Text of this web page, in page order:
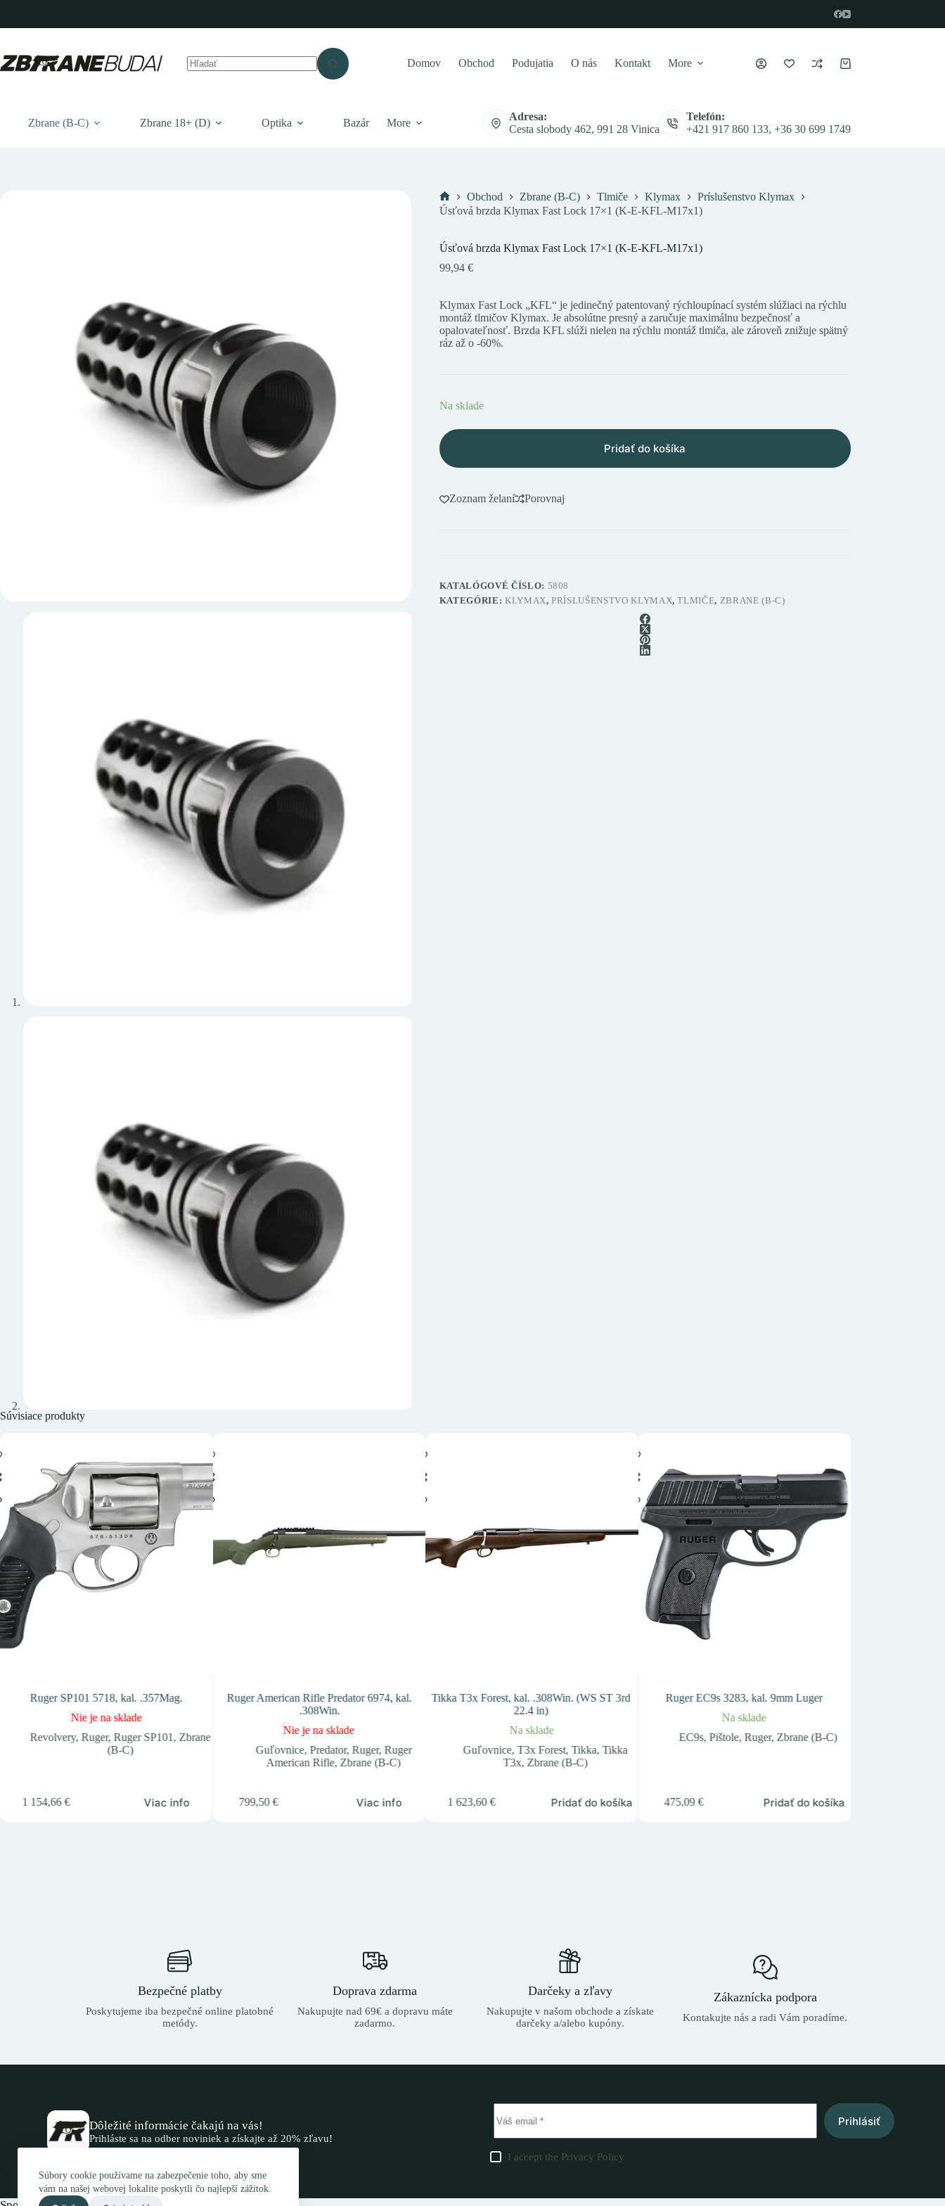
obsah
Súbory cookie používame na zabezpečenie toho, aby sme
vám na našej webovej lokalite poskytli čo najlepší zážitok.
Domov Obchod Podujatia O nás Kontakt More
Nákupný
Zbrane (B-C) Zbrane 18+ (D) Optika Bazár More
Adresa:
Cesta slobody 462, 991 28 Vinica
Telefón:
+421 917 860 133, +36 30 699 1749
Domov
Obchod Zbrane (B-C) Tlmiče Klymax
Príslušenstvo Klymax
Úsťová brzda Klymax Fast Lock 17×1 (K-E-KFL-M17x1)
Úsťová brzda Klymax Fast Lock 17×1 (K-E-KFL-M17x1)
99,94 €
Klymax Fast Lock „KFL“ je jedinečný patentovaný rýchloupínací systém slúžiaci na rýchlu
montáž tlmičov Klymax. Je absolútne presný a zaručuje maximálnu bezpečnosť a
opalovateľnosť. Brzda KFL slúži nielen na rýchlu montáž tlmiča, ale zároveň znižuje spätný
ráz až o -60%.
Na sklade
Pridať do košíka
Zoznam želaní Porovnaj
KATALÓGOVÉ ČÍSLO: 5808
KATEGÓRIE: KLYMAX,PRÍSLUŠENSTVO KLYMAX,TLMIČE, ZBRANE (B-C)
Súvisiace produkty
Ruger SP101 5718, kal. .357Mag.
Nie je na sklade
Revolvery, Ruger, Ruger SP101, Zbrane
(B-C)
1 154,66€ Viac info
Ruger American Rifle Predator 6974, kal.
.308Win.
Nie je na sklade
Guľovnice, Predator, Ruger, Ruger
American Rifle, Zbrane (B-C)
799,50€ Viac info
Tikka T3x Forest, kal. .308Win. (WS ST 3rd
22.4 in)
Na sklade
Guľovnice,T3x Forest,Tikka,Tikka
T3x, Zbrane (B-C)
1 623,60€ Pridať do košíka
Ruger EC9s 3283, kal. 9mm Luger
Na sklade
EC9s, Pištole, Ruger, Zbrane (B-C)
475,09€ Pridať do košíka
Bezpečné platby
Poskytujeme iba bezpečné online platobné
metódy.
Doprava zdarma
Nakupujte nad 69€ a dopravu máte
zadarmo.
Darčeky a zľavy
Nakupujte v našom obchode a získate
darčeky a/alebo kupóny.
Zákaznícka podpora
Kontakujte nás a radi Vám poradíme.
Dôležité informácie čakajú na vás!
Prihláste sa na odber noviniek a získajte až 20% zľavu!
Prihlásiť
I accept the Privacy Policy